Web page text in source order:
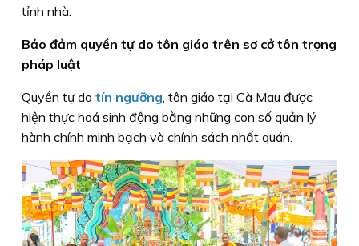
tỉnh nhà.
Bảo đảm quyền tự do tôn giáo trên sơ cở tôn trọng
pháp luật
Quyền tự do tín ngưỡng , tôn giáo tại Cà Mau được
hiện thực hoá sinh động bằng những con số quản lý
hành chính minh bạch và chính sách nhất quán.